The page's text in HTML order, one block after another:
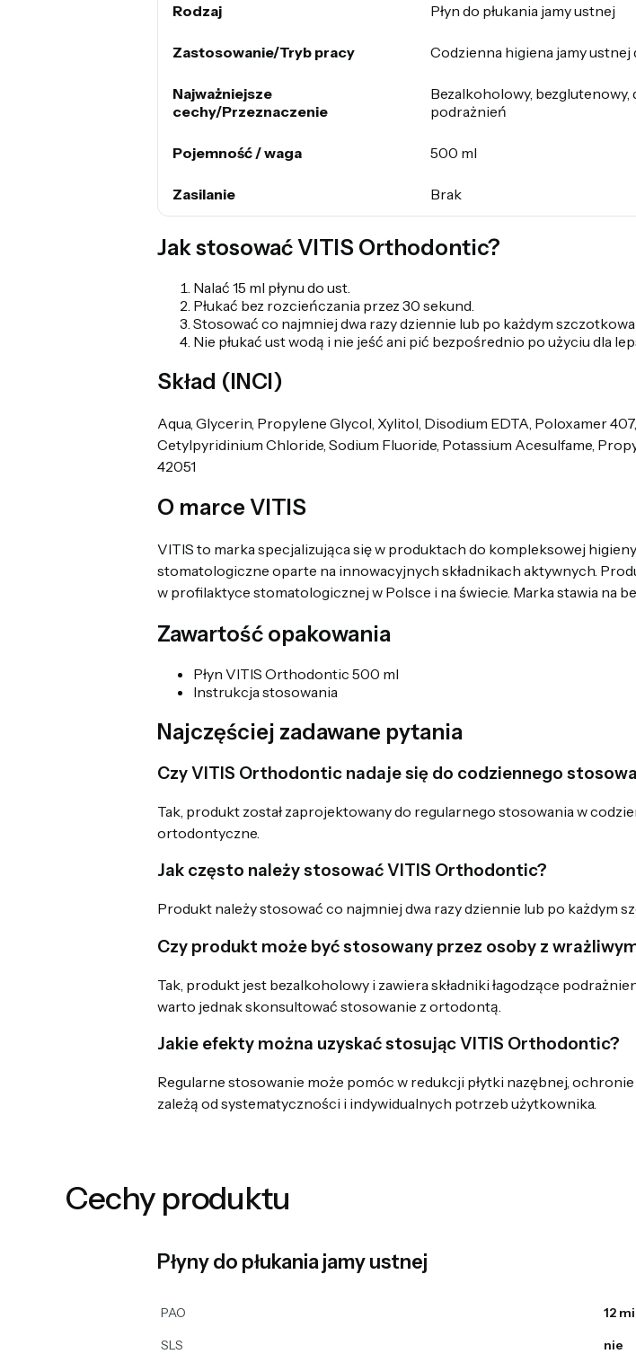
Rodzaj Płyn do płukania jamy ustnej
Zastosowanie/Tryb pracy Codzienna higiena jamy
Najważniejsze
cechy/Przeznaczenie
Bezalkoholowy, bezglutenowy,
podrażnień
Pojemność / waga 500 ml
Zasilanie Brak
Jak stosować VITIS Orthodontic?
Nalać 15 ml płynu do ust.
Płukać bez rozcieńczania przez 30 sekund.
Stosować co najmniej dwa razy dziennie lub po każdym
Nie płukać ust wodą i nie jeść ani pić bezpośrednio po użyciu dla
Skład (INCI)
Aqua, Glycerin, Propylene Glycol, Xylitol, Disodium EDTA, Poloxamer
Cetylpyridinium Chloride, Sodium Fluoride, Potassium Acesulfame,
42051
O marce VITIS
VITIS to marka specjalizująca się w produktach do kompleksowej
stomatologiczne oparte na innowacyjnych składnikach aktywnych.
w profilaktyce stomatologicznej w Polsce i na świecie. Marka stawia na
Zawartość opakowania
Płyn VITIS Orthodontic 500 ml
Instrukcja stosowania
Najczęściej zadawane pytania
Czy VITIS Orthodontic nadaje się do codziennego
Tak, produkt został zaprojektowany do regularnego stosowania w
ortodontyczne.
Jak często należy stosować VITIS Orthodontic?
Produkt należy stosować co najmniej dwa razy dziennie lub po każdym
Czy produkt może być stosowany przez osoby z
Tak, produkt jest bezalkoholowy i zawiera składniki łagodzące
warto jednak skonsultować stosowanie z ortodontą.
Jakie efekty można uzyskać stosując VITIS Orthodontic?
Regularne stosowanie może pomóc w redukcji płytki nazębnej,
zależą od systematyczności i indywidualnych potrzeb użytkownika.
Cechy produktu
Płyny do płukania jamy ustnej
PAO
12
SLS
nie